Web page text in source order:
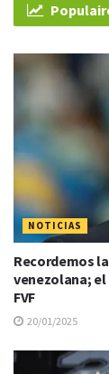
NOTICIAS
Recordemos
venezolana;
FVF
20/01/2025